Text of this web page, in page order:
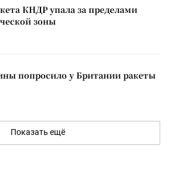
КНДР упала за пределами
зоны
попросило у Британии ракеты
Показать ещё